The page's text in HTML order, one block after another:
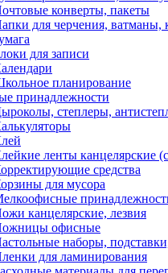
конверты, пакеты
для черчения, ватманы,
для записи
планирование
принадлежности
степлеры,
ленты канцелярские
средства
для мусора
канцелярские, лезвия
офисные
наборы,
для ламинирования